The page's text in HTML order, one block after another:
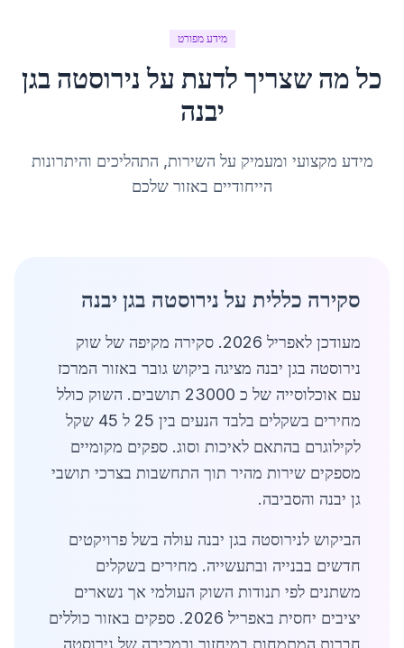
מידע מפורט
כל מה שצריך לדעת על נירוסטה בגן
יבנה
מידע מקצועי ומעמיק על השירות, התהליכים והיתרונות
הייחודיים באזור שלכם
סקירה כללית על נירוסטה בגן יבנה
מעודכן לאפריל 2026. סקירה מקיפה של שוק
נירוסטה בגן יבנה מציגה ביקוש גובר באזור המרכז
עם אוכלוסייה של כ 23000 תושבים. השוק כולל
מחירים בשקלים בלבד הנעים בין 25 ל 45 שקל
לקילוגרם בהתאם לאיכות וסוג. ספקים מקומיים
מספקים שירות מהיר תוך התחשבות בצרכי תושבי
גן יבנה והסביבה.
הביקוש לנירוסטה בגן יבנה עולה בשל פרויקטים
חדשים בבנייה ובתעשייה. מחירים בשקלים
משתנים לפי תנודות השוק העולמי אך נשארים
יציבים יחסית באפריל 2026. ספקים באזור כוללים
חברות המתמחות במיחזור ובמכירה של נירוסטה